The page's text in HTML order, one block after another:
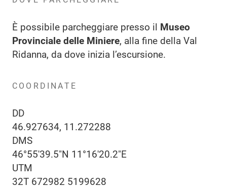
È possibile parcheggiare presso il Museo
Provinciale delle Miniere, alla fine della Val
Ridanna, da dove inizia l’escursione.
COORDINATE
DD
46.927634, 11.272288
DMS
46°55'39.5"N 11°16'20.2"E
UTM
32T 672982 5199628